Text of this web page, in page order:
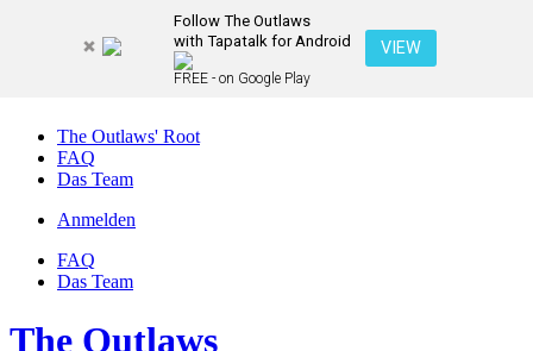
Follow The Outlaws
with Tapatalk for Android
FREE - on Google Play
VIEW
The Outlaws' Root
FAQ
Das Team
Anmelden
FAQ
Das Team
The Outlaws